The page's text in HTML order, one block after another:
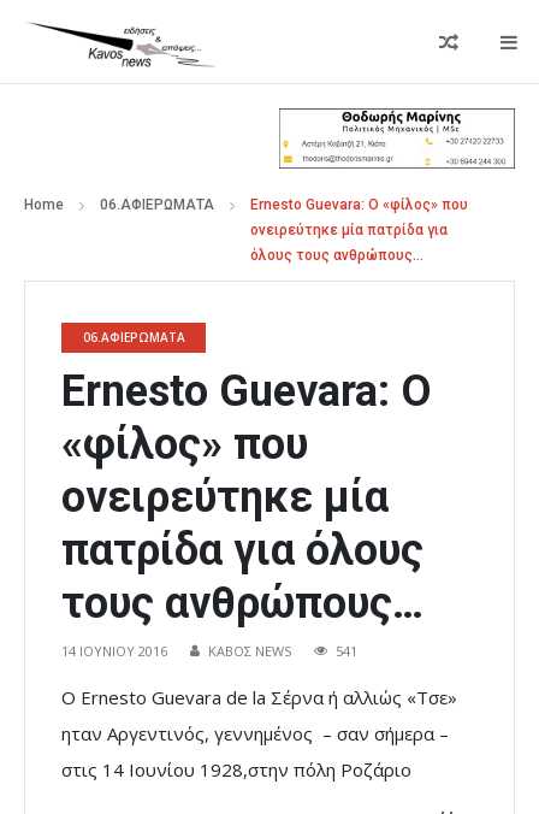
Home 06.ΑΦΙΕΡΩΜΑΤΑ
Ernesto Guevara: Ο «φίλος» που
ονειρεύτηκε μία πατρίδα για
όλους τους ανθρώπους…
06.ΑΦΙΕΡΩΜΑΤΑ
Ernesto Guevara: Ο
«φίλος» που
ονειρεύτηκε μία
πατρίδα για όλους
τους ανθρώπους…
14 ΙΟΥΝΊΟΥ 2016 ΚΑΒΟΣ NEWS 541
Ο Ernesto Guevara de la Σέρνα ή αλλιώς «Τσε»
ηταν Αργεντινός, γεννημένος – σαν σήμερα –
στις 14 Ιουνίου 1928,στην πόλη Ροζάριο